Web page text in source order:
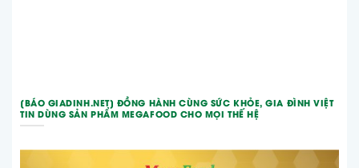
[BÁO GIADINH.NET] ĐỒNG HÀNH CÙNG SỨC KHỎE, GIA ĐÌNH VIỆT
TIN DÙNG SẢN PHẨM MEGAFOOD CHO MỌI THẾ HỆ